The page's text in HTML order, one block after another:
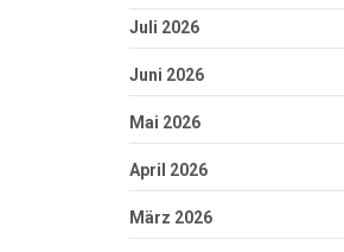
Juli 2026
Juni 2026
Mai 2026
April 2026
März 2026